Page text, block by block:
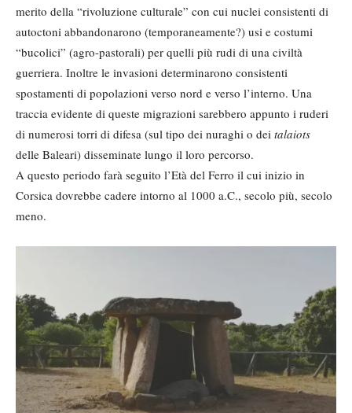
merito della “rivoluzione culturale” con cui nuclei consistenti di
autoctoni abbandonarono (temporaneamente?) usi e costumi
“bucolici” (agro-pastorali) per quelli più rudi di una civiltà
guerriera. Inoltre le invasioni determinarono consistenti
spostamenti di popolazioni verso nord e verso l’interno. Una
traccia evidente di queste migrazioni sarebbero appunto i ruderi
di numerosi torri di difesa (sul tipo dei nuraghi o dei talaiots
delle Baleari) disseminate lungo il loro percorso.
A questo periodo farà seguito l’Età del Ferro il cui inizio in
Corsica dovrebbe cadere intorno al 1000 a.C., secolo più, secolo
meno.